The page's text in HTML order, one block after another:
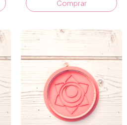
Comprar